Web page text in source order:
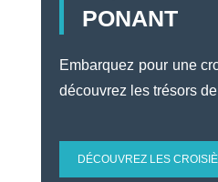
PONANT
Embarquez pour une
découvrez les trésors
DÉCOUVREZ LES